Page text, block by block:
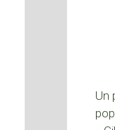
Un